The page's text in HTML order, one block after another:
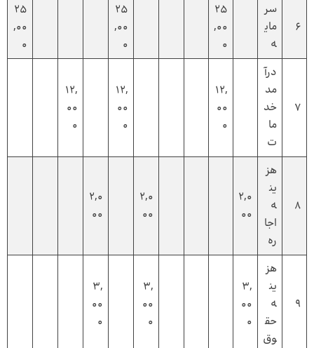
6
سر
مای
ه
25
,00
0
25
,00
0
25
,00
0
7
درآ
مد
خد
ما
ت
12,
00
0
12,
00
0
12,
00
0
8
هز
ین
ه
اجا
ره
2,0
00
2,0
00
2,0
00
9
هز
ین
ه
حق
وق
3,
00
0
3,
00
0
3,
00
0